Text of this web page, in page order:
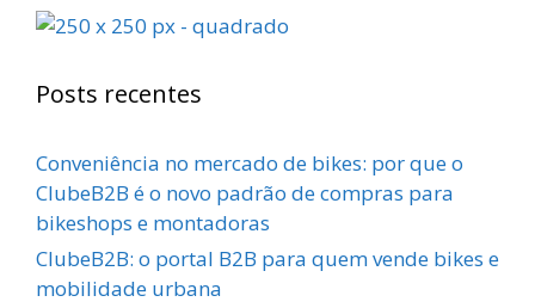
Posts recentes
Conveniência no mercado de bikes: por que o
ClubeB2B é o novo padrão de compras para
bikeshops e montadoras
ClubeB2B: o portal B2B para quem vende bikes e
mobilidade urbana